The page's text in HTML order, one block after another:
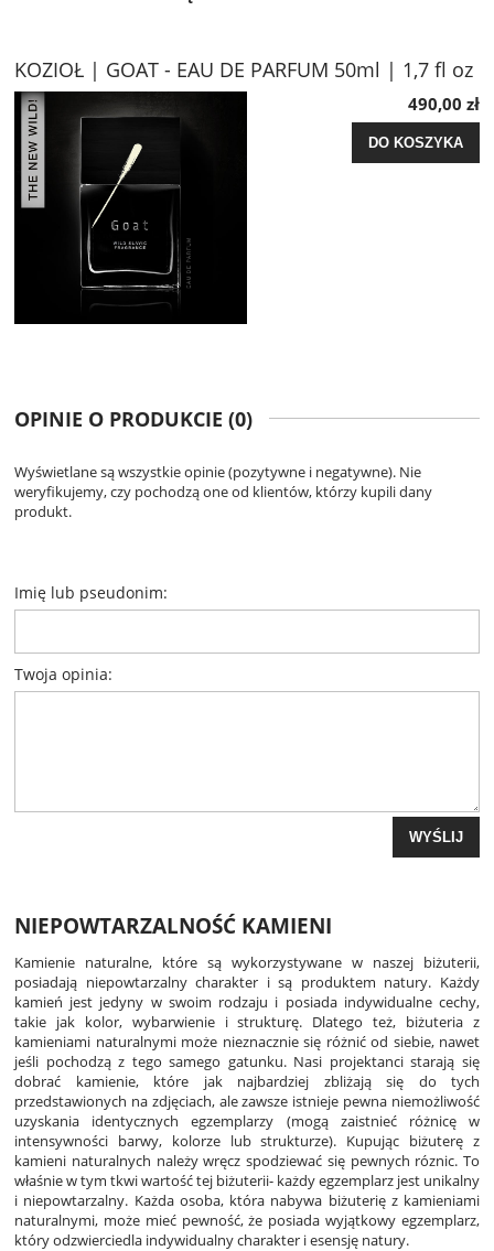
KOZIOŁ | GOAT - EAU DE PARFUM 50ml | 1,7 fl oz
490,00 zł
DO KOSZYKA
OPINIE O PRODUKCIE (0)
Wyświetlane są wszystkie opinie (pozytywne i negatywne). Nie
weryfikujemy, czy pochodzą one od klientów, którzy kupili dany
produkt.
Imię lub pseudonim:
Twoja opinia:
WYŚLIJ
NIEPOWTARZALNOŚĆ KAMIENI
Kamienie naturalne, które są wykorzystywane w naszej biżuterii,
posiadają niepowtarzalny charakter i są produktem natury. Każdy
kamień jest jedyny w swoim rodzaju i posiada indywidualne cechy,
takie jak kolor, wybarwienie i strukturę. Dlatego też, biżuteria z
kamieniami naturalnymi może nieznacznie się różnić od siebie, nawet
jeśli pochodzą z tego samego gatunku. Nasi projektanci starają się
dobrać kamienie, które jak najbardziej zbliżają się do tych
przedstawionych na zdjęciach, ale zawsze istnieje pewna niemożliwość
uzyskania identycznych egzemplarzy (mogą zaistnieć różnicę w
intensywności barwy, kolorze lub strukturze). Kupując biżuterę z
kamieni naturalnych należy wręcz spodziewać się pewnych róznic. To
właśnie w tym tkwi wartość tej biżuterii- każdy egzemplarz jest unikalny
i niepowtarzalny. Każda osoba, która nabywa biżuterię z kamieniami
naturalnymi, może mieć pewność, że posiada wyjątkowy egzemplarz,
który odzwierciedla indywidualny charakter i esensję natury.